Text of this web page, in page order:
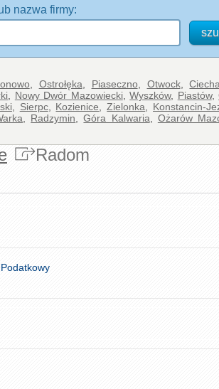
nazwa firmy:
Ostrołęka Piaseczno Otwock,
Nowy Dwór Mazowiecki,Wyszków, Piastów,
, Sierpc, Kozienice ,Zielonka Konstancin-
Radzymin ,Góra Kalwaria Ożarów
Radom